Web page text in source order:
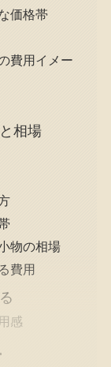
価格帯
費用イメー
相場
物の相場
費用
感